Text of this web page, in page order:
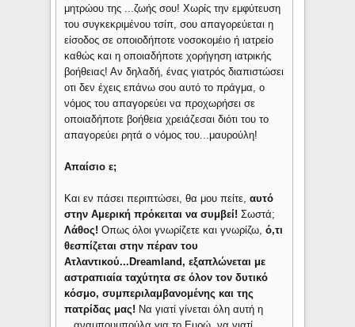
μητρώου της ...ζωής σου! Χωρίς την εμφύτευση
του συγκεκριμένου τσίπ, σου απαγορεύεται η
είσοδος σε οποιοδήποτε νοσοκομέιο ή ιατρείο
καθώς και η οποιαδήποτε χορήγηση ιατρικής
βοήθειας! Αν δηλαδή, ένας γιατρός διαπιστώσει
οτι δεν έχεις επάνω σου αυτό το πράγμα, ο
νόμος του απαγορεύει να προχωρήσει σε
οποιαδήποτε βοήθεια χρειάζεσαι διότι του το
απαγορεύει ρητά ο νόμος του...μαυρούλη!
Απαίσιο ε;
Και εν πάσει περιπτώσει, θα μου πείτε, αυτό
στην Αμερική πρόκειται να συμβεί! Σωστά;
Λάθος! Οπως όλοι γνωρίζετε και γνωρίζω,ό,τι
θεσπίζεται στην πέραν του
Ατλαντικού...Dreamland, εξαπλώνεται με
αστραπιαία ταχύτητα σε όλον τον δυτικό
κόσμο, συμπεριλαμβανομένης και της
πατρίδας μας! Να γιατί γίνεται όλη αυτή η